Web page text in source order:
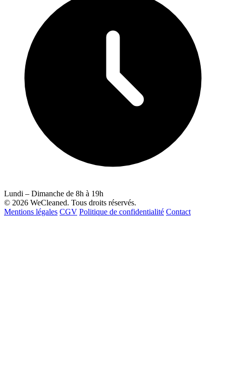
Lundi – Dimanche de 8h à 19h
© 2026 WeCleaned. Tous droits réservés.
Mentions légales CGV Politique de confidentialité Contact